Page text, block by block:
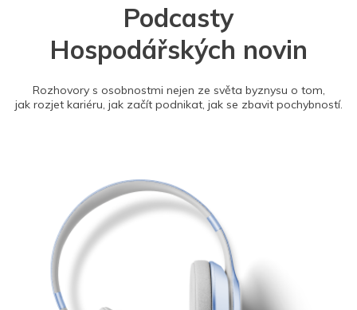
Podcasty
Hospodářských novin
Rozhovory s osobnostmi nejen ze světa byznysu o tom,
jak rozjet kariéru, jak začít podnikat, jak se zbavit pochybností.